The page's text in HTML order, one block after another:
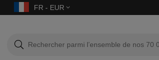
FR - EUR